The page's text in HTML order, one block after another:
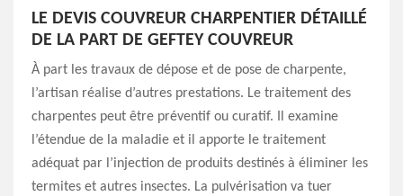
LE DEVIS COUVREUR CHARPENTIER DÉTAILLÉ
DE LA PART DE GEFTEY COUVREUR
À part les travaux de dépose et de pose de charpente,
l’artisan réalise d’autres prestations. Le traitement des
charpentes peut être préventif ou curatif. Il examine
l’étendue de la maladie et il apporte le traitement
adéquat par l’injection de produits destinés à éliminer les
termites et autres insectes. La pulvérisation va tuer